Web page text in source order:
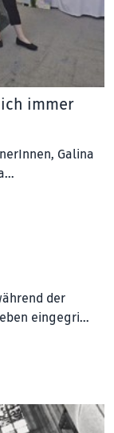
immer
Galina
der
einge­gri…